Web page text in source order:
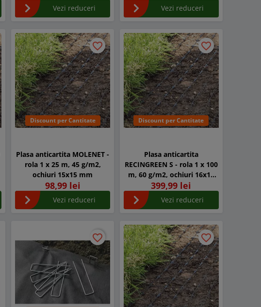
Vezi reduceri Vezi reduceri
Discount per Cantitate
favorite_border
favorite_border
Plasa anticartita MOLENET -
rola 1 x 25 m, 45 g/m2,
ochiuri 15x15 mm
98,99 lei
Vezi reduceri
Discount per Cantitate
favorite_border
favorite_border
Plasa anticartita
RECINGREEN S - rola 1 x 100
m, 60 g/m2, ochiuri 16x16
mm
399,99 lei
Vezi reduceri
favorite_border
favorite_border favorite_border
favorite_border